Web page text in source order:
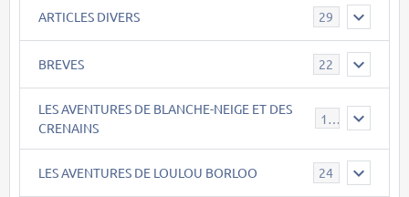
ARTICLES DIVERS 29
BREVES 22
LES AVENTURES DE BLANCHE-NEIGE ET DES
CRENAINS
17
LES AVENTURES DE LOULOU BORLOO 24